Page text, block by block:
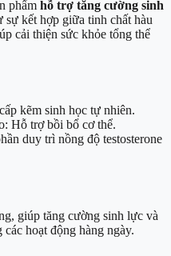
phẩm hỗ trợ tăng cường sinh
sự kết hợp giữa tinh chất hàu
cải thiện sức khỏe tổng thể
kẽm sinh học tự nhiên.
Hỗ trợ bồi bổ cơ thể.
duy trì nồng độ testosterone
giúp tăng cường sinh lực và
hoạt động hàng ngày.